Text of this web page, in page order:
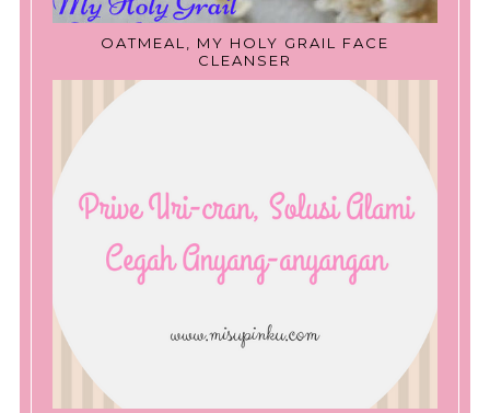
OATMEAL, MY HOLY GRAIL FACE
CLEANSER